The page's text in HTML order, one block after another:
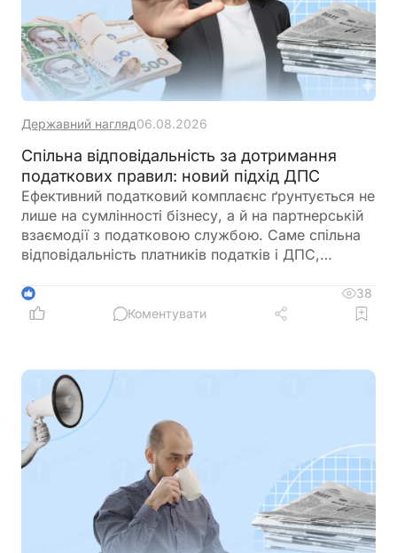
Державний нагляд06.08.2026
Спільна відповідальність за дотримання
податкових правил: новий підхід ДПС
Ефективний податковий комплаєнс ґрунтується не
лише на сумлінності бізнесу, а й на партнерській
взаємодії з податковою службою. Саме спільна
відповідальність платників податків і ДПС,
підтримка допомагають мінімізувати податкові
ризики та запобігати порушенням ще до їх
1
38
Коментувати